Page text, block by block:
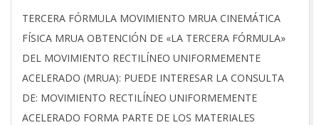
2023-
09-
11
TERCERA FÓRMULA MOVIMIENTO MRUA CINEMÁTICA
FÍSICA MRUA OBTENCIÓN DE «LA TERCERA FÓRMULA»
DEL MOVIMIENTO RECTILÍNEO UNIFORMEMENTE
ACELERADO (MRUA): PUEDE INTERESAR LA CONSULTA
DE: MOVIMIENTO RECTILÍNEO UNIFORMEMENTE
ACELERADO FORMA PARTE DE LOS MATERIALES